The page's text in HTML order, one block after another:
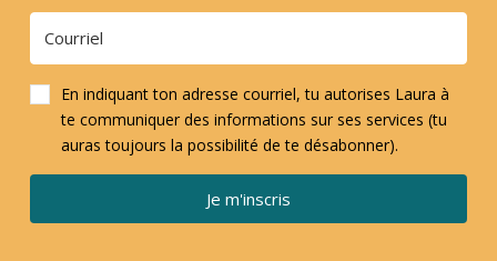
En indiquant ton adresse courriel, tu autorises Laura à
te communiquer des informations sur ses services (tu
auras toujours la possibilité de te désabonner).
Je m'inscris